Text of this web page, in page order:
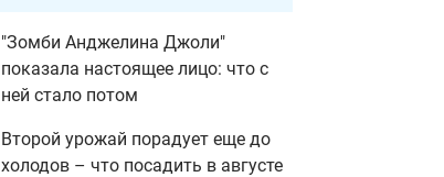
"Зомби Анджелина Джоли"
показала настоящее лицо: что с
ней стало потом
Второй урожай порадует еще до
холодов – что посадить в августе